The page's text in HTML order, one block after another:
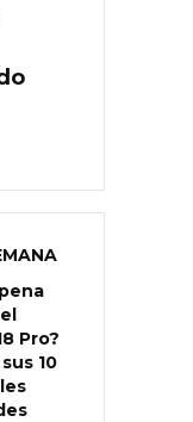
Pro?
10